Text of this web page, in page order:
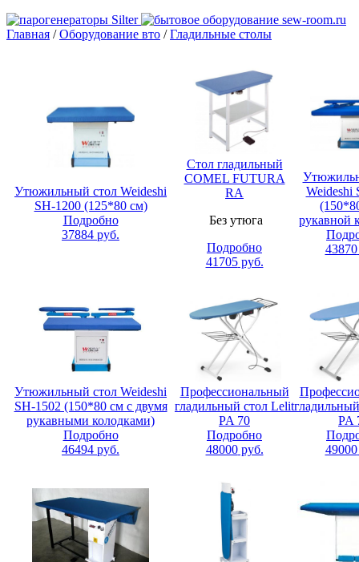
Главная /Оборудование вто /Гладильные столы
Утюжильный стол Weideshi
SH-1200 (125*80 см)
Подробно
37884 руб.
Стол гладильный
COMEL FUTURA
RA
Без утюга
Подробно
41705руб.
Weideshi
рукавной
43870
Утюжильный стол Weideshi
SH-1502 (150*80 см с двумя
рукавными колодками)
Подробно
46494 руб.
Профессиональный
гладильный стол Lelit
PA 70
Подробно
48000руб.
PA
49000